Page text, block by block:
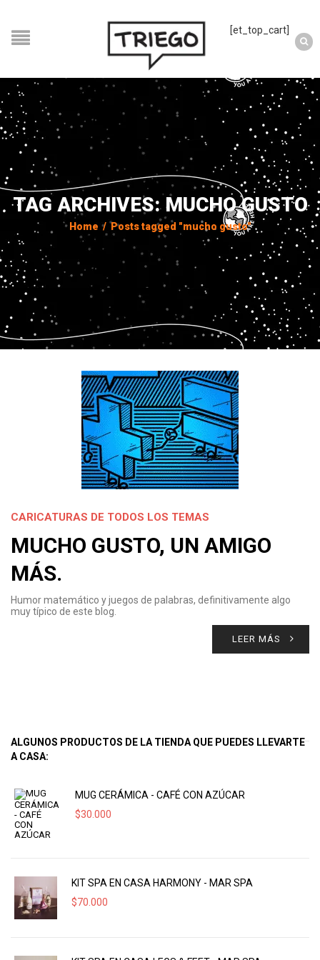
[et_top_cart]
TAG ARCHIVES: MUCHO GUSTO
Home / Posts tagged "mucho gusto"
CARICATURAS DE TODOS LOS TEMAS
MUCHO GUSTO, UN AMIGO
MÁS.
Humor matemático y juegos de palabras, definitivamente algo
muy típico de este blog.
LEER MÁS
ALGUNOS PRODUCTOS DE LA TIENDA QUE PUEDES LLEVARTE
A CASA:
MUG CERÁMICA - CAFÉ CON AZÚCAR
$30.000
KIT SPA EN CASA HARMONY - MAR SPA
$70.000